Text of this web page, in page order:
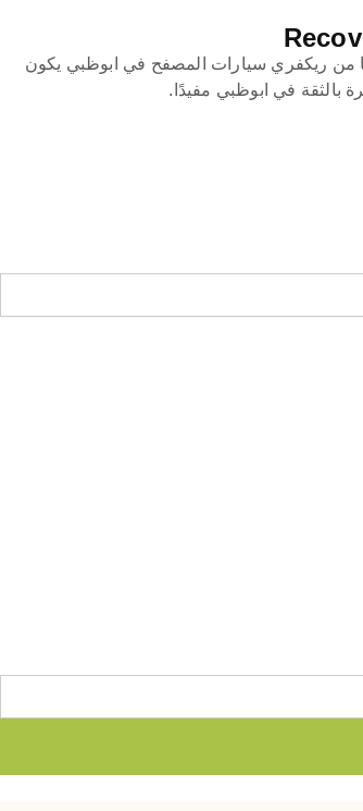
من ريكفري سيارات المصفح في ابوظبي يكون
بالثقة في ابوظبي مفيدًا.